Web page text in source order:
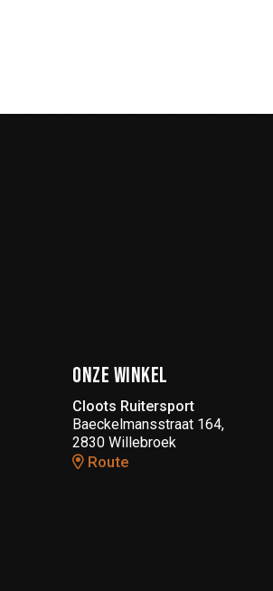
Onze winkel
Cloots Ruitersport
Baeckelmansstraat 164,
2830 Willebroek
Route